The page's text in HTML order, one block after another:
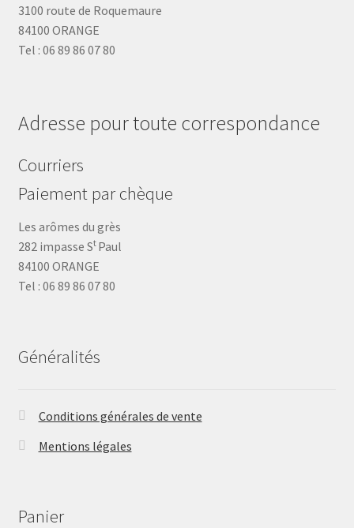
3100 route de Roquemaure
84100 ORANGE
Tel : 06 89 86 07 80
Adresse pour toute correspondance
Courriers
Paiement par chèque
Les arômes du grès
282 impasse St Paul
84100 ORANGE
Tel : 06 89 86 07 80
Généralités
Conditions générales de vente
Mentions légales
Panier